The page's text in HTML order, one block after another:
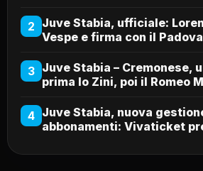
2 Juve Stabia, ufficiale:
Vespe e firma con il Padova
3 Juve Stabia – Cremonese,
prima lo Zini, poi il Romeo
4 Juve Stabia, nuova
abbonamenti: Vivaticket